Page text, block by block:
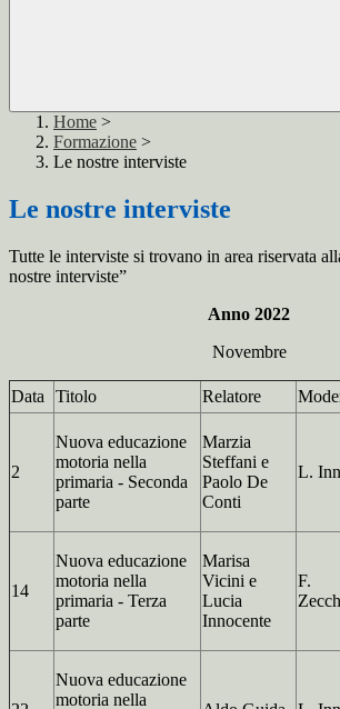
Home >
Formazione >
Le nostre interviste
Le nostre interviste
Tutte le interviste si trovano in area riservata
nostre interviste”
Anno 2022
Novembre
Data Titolo Relatore
2
Nuova educazione
motoria nella
primaria - Seconda
parte
Marzia
Steffani e
Paolo De
Conti
L.
14
Nuova educazione
motoria nella
primaria - Terza
parte
Marisa
Vicini e
Lucia
Innocente
F.
Nuova educazione
motoria nella